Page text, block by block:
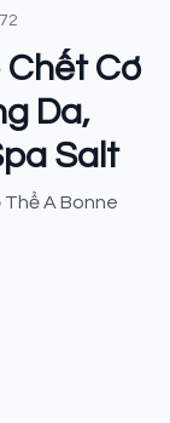
Chết Cơ
Da,
Salt
Thể A Bonne